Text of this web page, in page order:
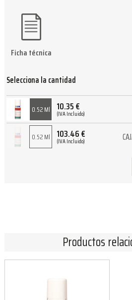
Selecciona la cantidad
0.52 Ml 10.35€
(IVA Incluido)
0.52 Ml 103.46€
(IVA Incluido)
Ficha técnica
Productos